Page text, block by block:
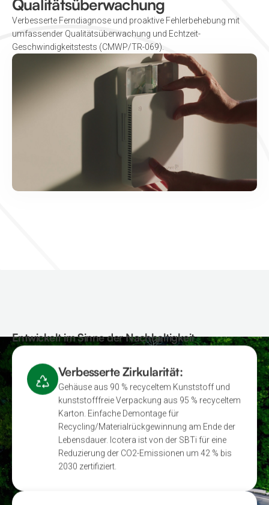
Qualitätsüberwachung
Verbesserte Ferndiagnose und proaktive Fehlerbehebung mit
umfassender Qualitätsüberwachung und Echtzeit-
Geschwindigkeitstests (CMWP/TR-069).
Entwickelt im Sinne der Nachhaltigkeit
Geringere Auswirkungen
auf den Lebenszyklus
Erfahren Sie mehr über ESG
Verbesserte Zirkularität:
Gehäuse aus 90 % recyceltem Kunststoff und
kunststofffreie Verpackung aus 95 % recyceltem
Karton. Einfache Demontage für
Recycling/Materialrückgewinnung am Ende der
Lebensdauer. Icotera ist von der SBTi für eine
Reduzierung der CO2-Emissionen um 42 % bis
2030 zertifiziert.